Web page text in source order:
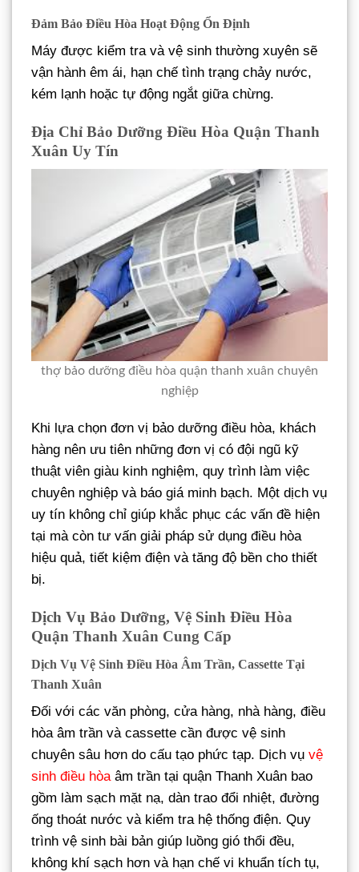
Đảm Bảo Điều Hòa Hoạt Động Ổn Định
Máy được kiểm tra và vệ sinh thường xuyên sẽ
vận hành êm ái, hạn chế tình trạng chảy nước,
kém lạnh hoặc tự động ngắt giữa chừng.
Địa Chỉ Bảo Dưỡng Điều Hòa Quận Thanh
Xuân Uy Tín
thợ bảo dưỡng điều hòa quận thanh xuân chuyên
nghiệp
Khi lựa chọn đơn vị bảo dưỡng điều hòa, khách
hàng nên ưu tiên những đơn vị có đội ngũ kỹ
thuật viên giàu kinh nghiệm, quy trình làm việc
chuyên nghiệp và báo giá minh bạch. Một dịch vụ
uy tín không chỉ giúp khắc phục các vấn đề hiện
tại mà còn tư vấn giải pháp sử dụng điều hòa
hiệu quả, tiết kiệm điện và tăng độ bền cho thiết
bị.
Dịch Vụ Bảo Dưỡng, Vệ Sinh Điều Hòa
Quận Thanh Xuân Cung Cấp
Dịch Vụ Vệ Sinh Điều Hòa Âm Trần, Cassette Tại
Thanh Xuân
Đối với các văn phòng, cửa hàng, nhà hàng, điều
hòa âm trần và cassette cần được vệ sinh
chuyên sâu hơn do cấu tạo phức tạp. Dịch vụ vệ
sinh điều hòaâm trần tại quận Thanh Xuân bao
gồm làm sạch mặt nạ, dàn trao đổi nhiệt, đường
ống thoát nước và kiểm tra hệ thống điện. Quy
trình vệ sinh bài bản giúp luồng gió thổi đều,
không khí sạch hơn và hạn chế vi khuẩn tích tụ,